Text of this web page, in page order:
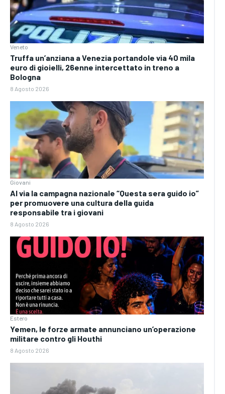
Veneto
Truffa un’anziana a Venezia portandole via 40 mila
euro di gioielli, 26enne intercettato in treno a
Bologna
8 Agosto 2026
Giovani
Al via la campagna nazionale “Questa sera guido io”
per promuovere una cultura della guida
responsabile tra i giovani
8 Agosto 2026
Estero
Yemen, le forze armate annunciano un’operazione
militare contro gli Houthi
8 Agosto 2026